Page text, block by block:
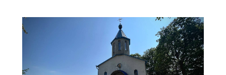
священному сані. Під час богослужіння підносилися
особливі молитви за мир в Україні, за воїнів, які